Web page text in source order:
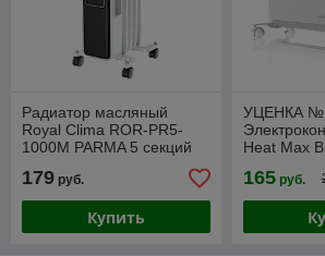
Радиатор масляный
Royal Clima ROR-PR5-
1000M PARMA 5 секций
179 руб.
Купить
УЦЕНКА №
Heat Max
165руб.